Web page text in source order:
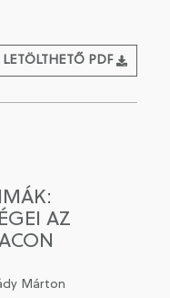
LETÖLTHETŐ PDF
AZ
Márton